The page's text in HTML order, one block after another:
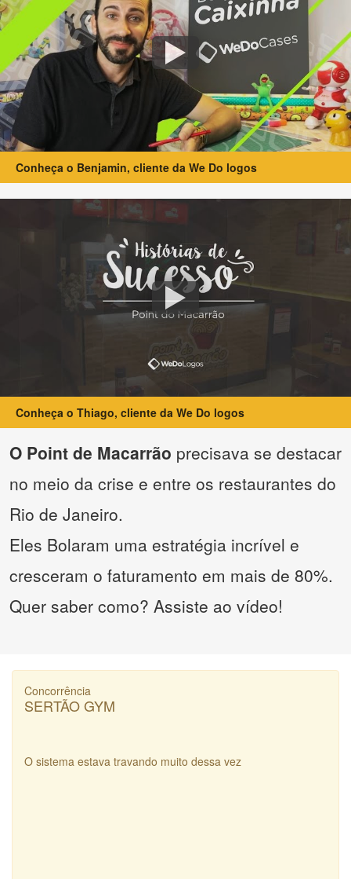
Conheça o Benjamin, cliente da We Do logos
Conheça o Thiago, cliente da We Do logos
O Point de Macarrão precisava se destacar
no meio da crise e entre os restaurantes do
Rio de Janeiro.
Eles Bolaram uma estratégia incrível e
cresceram o faturamento em mais de 80%.
Quer saber como? Assiste ao vídeo!
Concorrência
SERTÃO GYM
O sistema estava travando muito dessa vez